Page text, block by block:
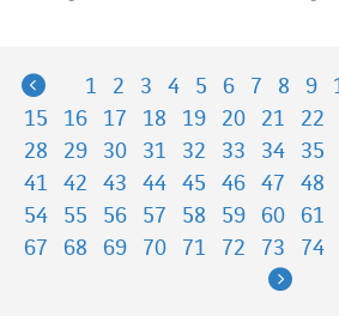
Previous
1 2 3 4 5 6 7 8 9
15
16 17 18 19 20 21 22
28
29 30 31 32 33 34 35
41
42 43 44 45 46 47 48
54
55 56 57 58 59 60 61
67
68 69 70 71 72 73 74
Next